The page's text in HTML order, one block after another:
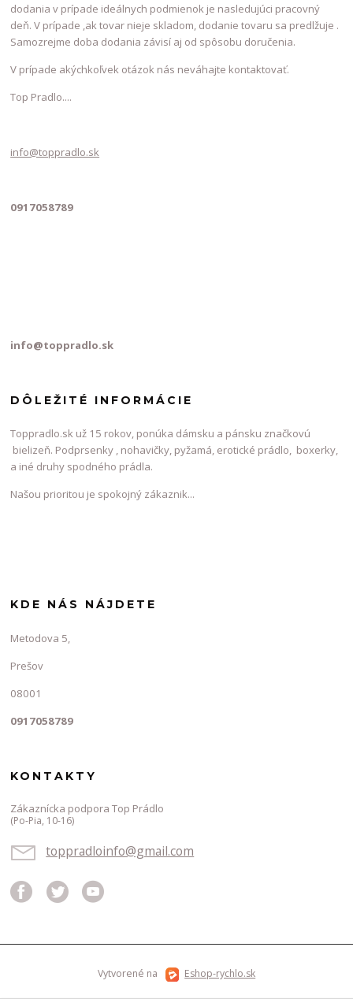
dodania v prípade ideálnych podmienok je nasledujúci pracovný
deň. V prípade ,ak tovar nieje skladom, dodanie tovaru sa predlžuje .
Samozrejme doba dodania závisí aj od spôsobu doručenia.
V prípade akýchkoľvek otázok nás neváhajte kontaktovať.
Top Pradlo....
info@toppradlo.sk
0917058789
info@toppradlo.sk
DÔLEŽITÉ INFORMÁCIE
Toppradlo.sk už 15 rokov, ponúka dámsku a pánsku značkovú
bielizeň. Podprsenky , nohavičky, pyžamá, erotické prádlo, boxerky,
a iné druhy spodného prádla.
Našou prioritou je spokojný zákaznik...
KDE NÁS NÁJDETE
Metodova 5,
Prešov
08001
0917058789
KONTAKTY
Zákaznícka podpora Top Prádlo
(Po-Pia, 10-16)
toppradloinfo@gmail.com
Vytvorené na Eshop-rychlo.sk